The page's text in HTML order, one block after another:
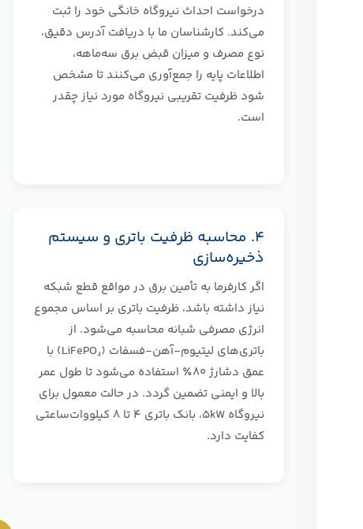
درخواست احداث نیروگاه خانگی خود را ثبت
می‌کند. کارشناسان ما با دریافت آدرس دقیق،
نوع مصرف و میزان قبض برق سه‌ماهه،
اطلاعات پایه را جمع‌آوری می‌کنند تا مشخص
شود ظرفیت تقریبی نیروگاه مورد نیاز چقدر
است.
۴. محاسبه ظرفیت باتری و سیستم
ذخیره‌سازی
اگر کارفرما به تأمین برق در مواقع قطع شبکه
نیاز داشته باشد، ظرفیت باتری بر اساس مجموع
انرژی مصرفی شبانه محاسبه می‌شود. از
باتری‌های لیتیوم‑آهن‑فسفات (LiFePO₄) با
عمق دشارژ ۸۰٪ استفاده می‌شود تا طول عمر
بالا و ایمنی تضمین گردد. در حالت معمول برای
نیروگاه ۵kW،‌ بانک باتری ۴ تا ۸ کیلووات‌ساعتی
کفایت دارد.